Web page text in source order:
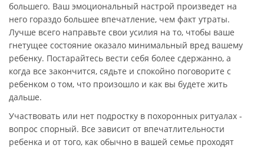
большего. Ваш эмоциональный настрой произведет на
него гораздо большее впечатление, чем факт утраты.
Лучше всего направьте свои усилия на то, чтобы ваше
гнетущее состояние оказало минимальный вред вашему
ребенку. Постарайтесь вести себя более сдержанно, а
когда все закончится, сядьте и спокойно поговорите с
ребенком о том, что произошло и как вы будете жить
дальше.
Участвовать или нет подростку в похоронных ритуалах -
вопрос спорный. Все зависит от впечатлительности
ребенка и от того, как обычно в вашей семье проходят